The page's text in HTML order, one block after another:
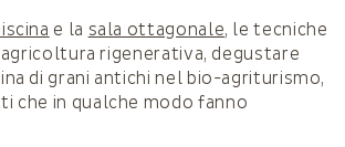
e la sala ottagonale, le tecniche
agricoltura rigenerativa, degustare
di grani antichi nel bio-agriturismo,
che in qualche modo fanno